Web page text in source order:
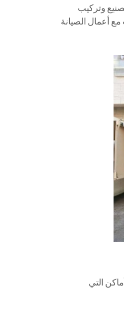
وتركيب
عيوب الصناعة والتركيب يمتد إلى أكثر من 10 سنوات مع أعمال الصيانة
التي